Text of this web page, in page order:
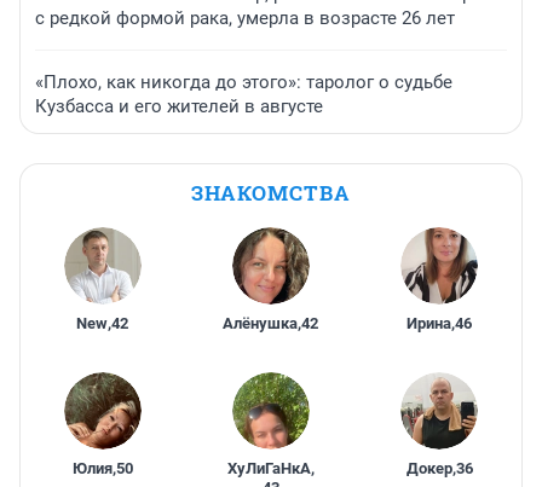
с редкой формой рака, умерла в возрасте 26 лет
«Плохо, как никогда до этого»: таролог о судьбе
Кузбасса и его жителей в августе
ЗНАКОМСТВА
New,42 Алёнушка,42 Ирина,46
Юлия,50 ХуЛиГаНкА,
Докер,36